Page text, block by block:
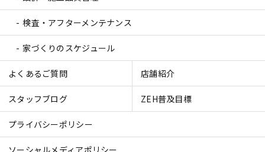
検査・アフターメンテナンス
家づくりのスケジュール
よくあるご質問 店舗紹介
スタッフブログ ZEH普及目標
プライバシーポリシー